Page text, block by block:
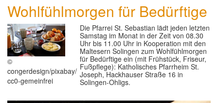
KIRCHEN ▼
ANGEBOTE ▼
GLAUBE ▼
SEELSORGE
Wohlfühlmorgen für Bedürftige
©
congerdesign/pixabay/
cc0-gemeinfrei
Die Pfarrei St. Sebastian lädt jeden letzten
Samstag im Monat in der Zeit von 08.30
Uhr bis 11.00 Uhr in Kooperation mit den
Maltesern Solingen zum Wohlfühlmorgen
für Bedürftige ein (mit Frühstück, Friseur,
Fußpflege): Katholisches Pfarrheim St.
Joseph, Hackhauser Straße 16 in
Solingen-Ohligs.